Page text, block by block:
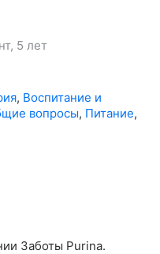
5 лет
, Воспитание и
вопросы, Питание,
Заботы Purina.